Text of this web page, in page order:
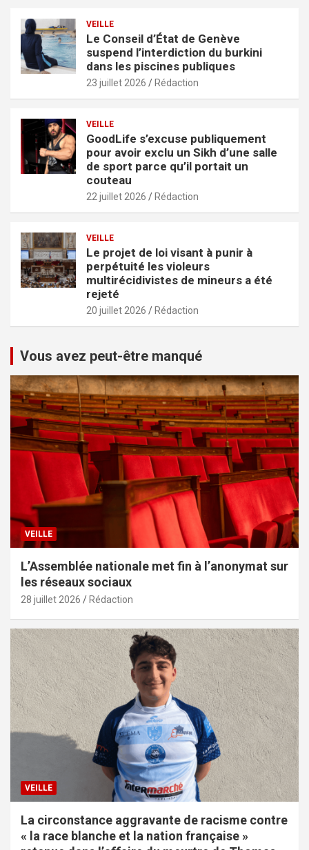
VEILLE
Le Conseil d’État de Genève
suspend l’interdiction du burkini
dans les piscines publiques
23 juillet 2026 Rédaction
VEILLE
GoodLife s’excuse publiquement
pour avoir exclu un Sikh d’une salle
de sport parce qu’il portait un
couteau
22 juillet 2026 Rédaction
VEILLE
Le projet de loi visant à punir à
perpétuité les violeurs
multirécidivistes de mineurs a été
rejeté
20 juillet 2026 Rédaction
Vous avez peut-être manqué
VEILLE
L’Assemblée nationale met fin à l’anonymat sur
les réseaux sociaux
28 juillet 2026 Rédaction
VEILLE
La circonstance aggravante de racisme contre
« la race blanche et la nation française »